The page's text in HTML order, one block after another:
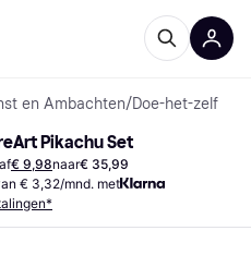
en Ambachten/Doe-het-zelf
Pikachu Set
€ 9,98naar€ 35,99
€ 3,32/mnd. met